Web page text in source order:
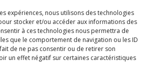
expériences, nous utilisons des technologies
stocker et/ou accéder aux informations des
à ces technologies nous permettra de
que le comportement de navigation ou les ID
de ne pas consentir ou de retirer son
un effet négatif sur certaines caractéristiques